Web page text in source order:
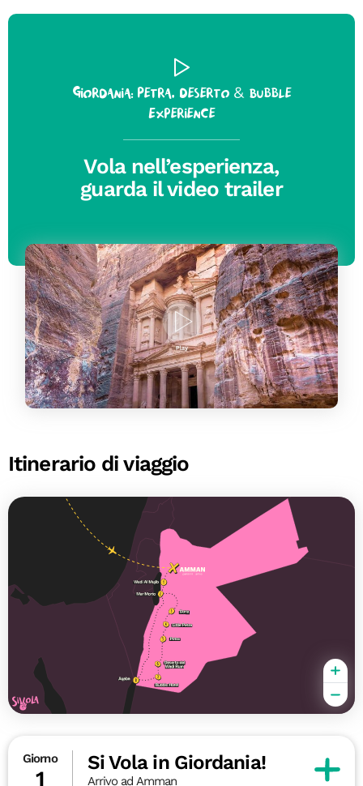
Giordania: Petra, Deserto & Bubble
Experience
Vola nell’esperienza,
guarda il video trailer
Itinerario di viaggio
Giorno
1
Si Vola in Giordania!
Arrivo ad Amman